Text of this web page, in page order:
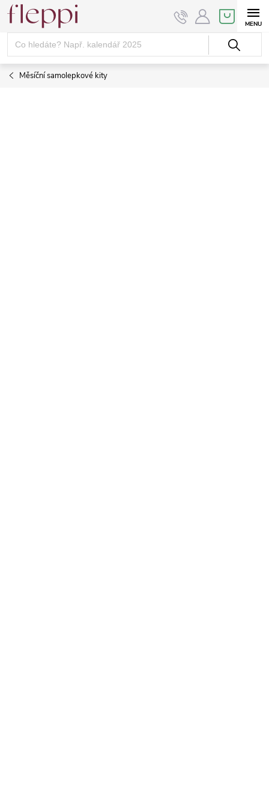
Přejít
obsah
NÁKUPNÍ
KOŠÍK
Měsíční samolepkové kity